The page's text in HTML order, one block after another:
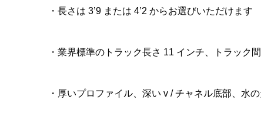
・長さは 3’9 または 4’2 からお選びいただけます
・業界標準のトラック長さ 11 インチ、トラック
・厚いプロファイル、深い v / チャネル底部、水